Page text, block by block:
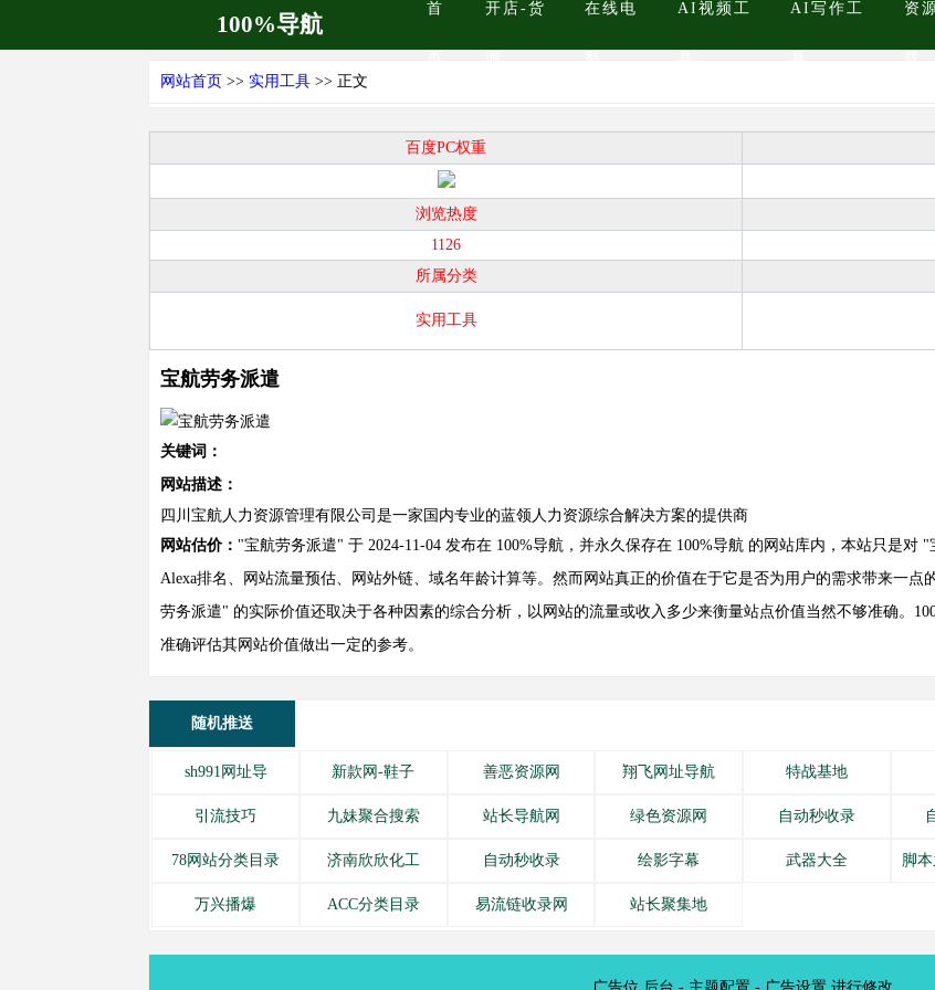
100%导航
首 开店-货 在线电 AI视频工 AI写作工 资
网站首页 >>实用工具 >> 正文
百度PC权重
浏览热度
1126
所属分类
实用工具
宝航劳务派遣
关键词：
网站描述：
四川宝航人力资源管理有限公司是一家国内专业的蓝领人力资源综合解决方案的提供商
网站估价： "宝航劳务派遣" 于 2024-11-04 发布在 100%导航，并永久保存在 100%导航 的网站库内，本站只是
Alexa排名、网站流量预估、网站外链、域名年龄计算等。然而网站真正的价值在于它是否为用户的需求带来一
劳务派遣" 的实际价值还取决于各种因素的综合分析，以网站的流量或收入多少来衡量站点价值当然不够准确。
准确评估其网站价值做出一定的参考。
随机推送
sh991网址导 新款网-鞋子 善恶资源网 翔飞网址导航 特战基地
引流技巧 九妹聚合搜索 站长导航网 绿色资源网 自动秒收录
78网站分类目录 济南欣欣化工 自动秒收录 绘影字幕 武器大全 脚
万兴播爆 ACC分类目录 易流链收录网 站长聚集地